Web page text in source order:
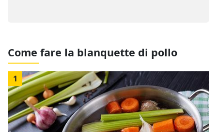
Come fare la blanquette di pollo
1